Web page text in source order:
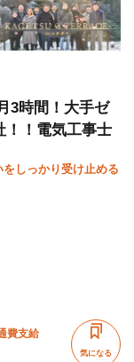
3時間！大手ゼ
！！電気工事士
しっかり受け止める
費支給
気になる